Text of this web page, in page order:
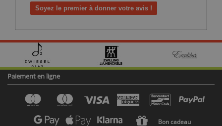
Soyez le premier à donner votre avis !
Paiement en ligne
Bon cadeau